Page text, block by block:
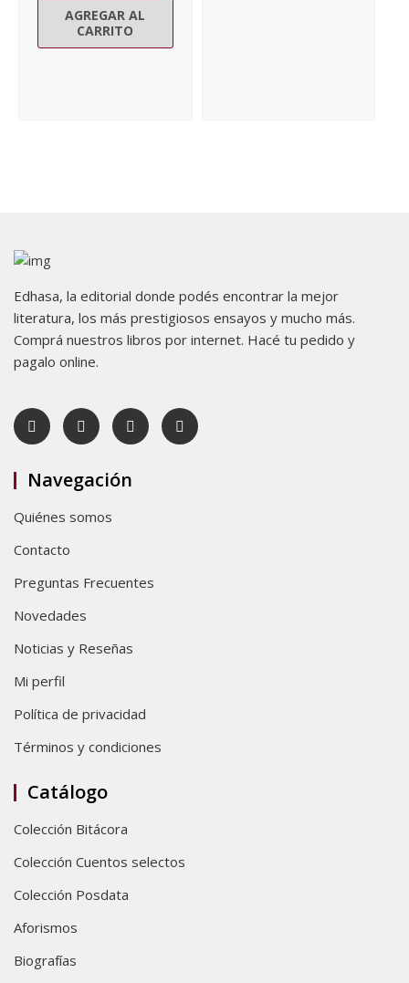
AGREGAR AL
CARRITO
Edhasa, la editorial donde podés encontrar la mejor
literatura, los más prestigiosos ensayos y mucho más.
Comprá nuestros libros por internet. Hacé tu pedido y
pagalo online.
Navegación
Quiénes somos
Contacto
Preguntas Frecuentes
Novedades
Noticias y Reseñas
Mi perfil
Política de privacidad
Términos y condiciones
Catálogo
Colección Bitácora
Colección Cuentos selectos
Colección Posdata
Aforismos
Biografías